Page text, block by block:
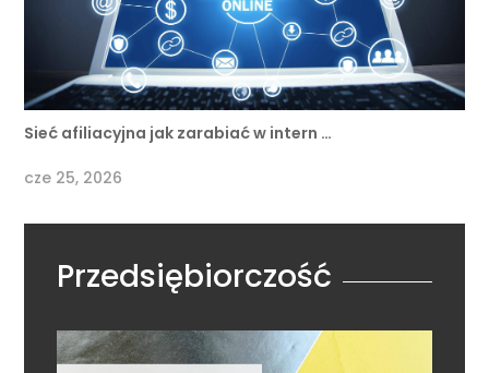
Sieć afiliacyjna jak zarabiać w intern …
cze 25, 2026
Przedsiębiorczość